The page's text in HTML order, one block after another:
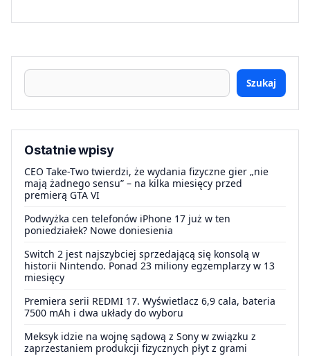
Szukaj
Ostatnie wpisy
CEO Take-Two twierdzi, że wydania fizyczne gier „nie
mają żadnego sensu” – na kilka miesięcy przed
premierą GTA VI
Podwyżka cen telefonów iPhone 17 już w ten
poniedziałek? Nowe doniesienia
Switch 2 jest najszybciej sprzedającą się konsolą w
historii Nintendo. Ponad 23 miliony egzemplarzy w 13
miesięcy
Premiera serii REDMI 17. Wyświetlacz 6,9 cala, bateria
7500 mAh i dwa układy do wyboru
Meksyk idzie na wojnę sądową z Sony w związku z
zaprzestaniem produkcji fizycznych płyt z grami